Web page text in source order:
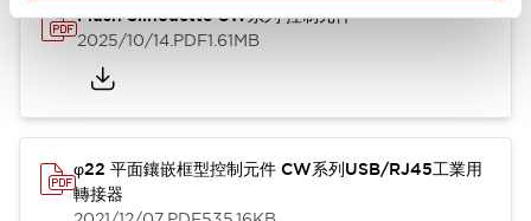
Flush Silhouette CW系列 控制元件
2025/10/14.PDF1.61MB
φ22 平面鑲嵌框型控制元件 CW系列USB/RJ45工業用
轉接器